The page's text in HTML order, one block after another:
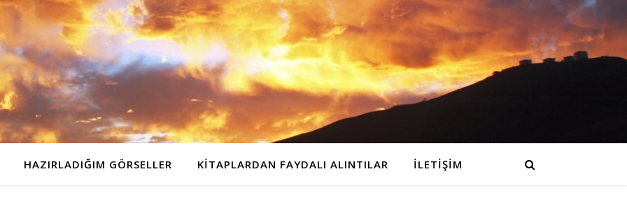
HAZIRLADIĞIM GÖRSELLER KITAPLARDAN FAYDALI ALINTILAR İLETIŞIM